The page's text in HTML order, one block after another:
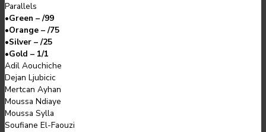
Parallels
•Green – /99
•Orange – /75
•Silver – /25
•Gold – 1/1
Adil Aouchiche
Dejan Ljubicic
Mertcan Ayhan
Moussa Ndiaye
Moussa Sylla
Soufiane El-Faouzi